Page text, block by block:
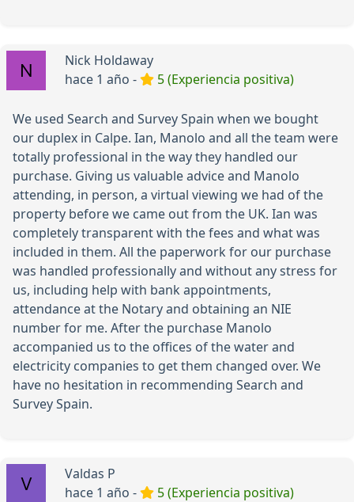
Nick Holdaway
hace 1 año -
5 (Experiencia positiva)
We used Search and Survey Spain when we bought
our duplex in Calpe. Ian, Manolo and all the team were
totally professional in the way they handled our
purchase. Giving us valuable advice and Manolo
attending, in person, a virtual viewing we had of the
property before we came out from the UK. Ian was
completely transparent with the fees and what was
included in them. All the paperwork for our purchase
was handled professionally and without any stress for
us, including help with bank appointments,
attendance at the Notary and obtaining an NIE
number for me. After the purchase Manolo
accompanied us to the offices of the water and
electricity companies to get them changed over. We
have no hesitation in recommending Search and
Survey Spain.
Valdas P
hace 1 año -
5 (Experiencia positiva)